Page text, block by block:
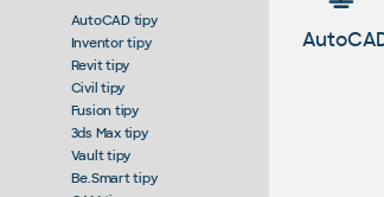
AutoCAD tipy
Inventor tipy
Revit tipy
Civil tipy
Fusion tipy
3ds Max tipy
Vault tipy
Be.Smart tipy